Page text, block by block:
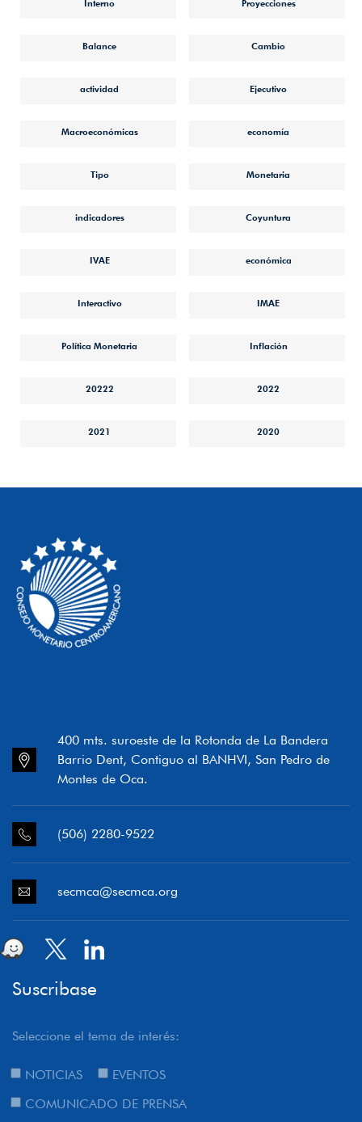
Interno Proyecciones
Balance Cambio
actividad Ejecutivo
Macroeconómicas economía
Tipo Monetaria
indicadores Coyuntura
IVAE económica
Interactivo IMAE
Política Monetaria Inflación
20222 2022
2021 2020
400 mts. suroeste de la Rotonda de La Bandera
Barrio Dent, Contiguo al BANHVI, San Pedro de
Montes de Oca.
(506) 2280-9522
secmca@secmca.org
Suscribase
Seleccione el tema de interés:
NOTICIAS
EVENTOS
COMUNICADO DE PRENSA